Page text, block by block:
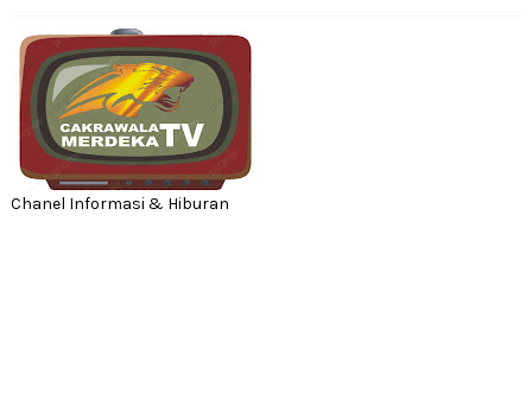
Chanel Informasi & Hiburan